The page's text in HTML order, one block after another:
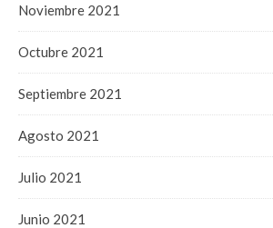
Noviembre 2021
Octubre 2021
Septiembre 2021
Agosto 2021
Julio 2021
Junio 2021